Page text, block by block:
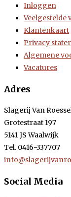
Inloggen
Veelgestelde
Klantenkaart
Privacy
Algemene
Vacatures
Adres
Slagerij Van Roessel
Grotestraat 197
5141 JS Waalwijk
Tel. 0416-337707
Social Media